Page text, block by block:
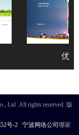
优品
Ltd .All rights reserved. 版
号-2 宁波网络公司 哪家